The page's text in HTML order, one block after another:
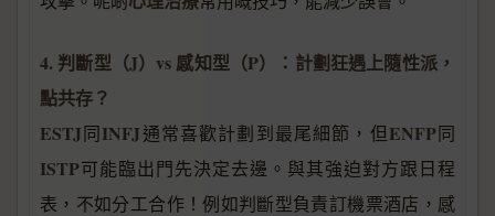
4. 判斷型（J）vs 感知型（P）：計劃狂遇上隨性派，
點共存？
ESTJ同INFJ通常喜歡計劃到最尾細節，但ENFP同
ISTP可能臨出門先決定去邊。與其強迫對方跟日程
表，不如分工合作！例如判斷型負責訂機票酒店，感